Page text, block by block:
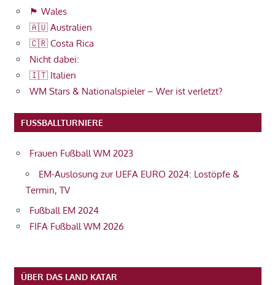
🏴󠁧󠁢󠁷󠁬󠁳󠁿 Wales
🇦🇺 Australien
🇨🇷 Costa Rica
Nicht dabei:
🇮🇹 Italien
WM Stars & Nationalspieler – Wer ist verletzt?
FUSSBALLTURNIERE
Frauen Fußball WM 2023
EM-Auslosung zur UEFA EURO 2024: Lostöpfe &
Termin, TV
Fußball EM 2024
FIFA Fußball WM 2026
ÜBER DAS LAND KATAR